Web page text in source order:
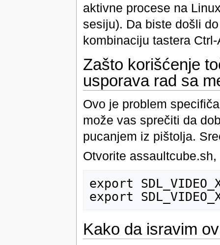
aktivne procese na
sesiju). Da biste došli
kombinaciju tastera
Zašto korišćenje
usporava rad sa
Ovo je problem
može vas sprečiti da
pucanjem iz pištolja.
Otvorite
export
Kako da isravim